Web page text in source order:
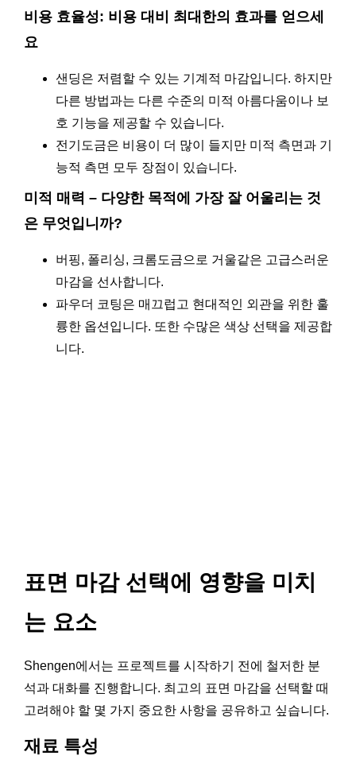
비용 효율성: 비용 대비 최대한의 효과를 얻으세
요
샌딩은 저렴할 수 있는 기계적 마감입니다. 하지만
다른 방법과는 다른 수준의 미적 아름다움이나 보
호 기능을 제공할 수 있습니다.
전기도금은 비용이 더 많이 들지만 미적 측면과 기
능적 측면 모두 장점이 있습니다.
미적 매력 – 다양한 목적에 가장 잘 어울리는 것
은 무엇입니까?
버핑, 폴리싱, 크롬도금으로 거울같은 고급스러운
마감을 선사합니다.
파우더 코팅은 매끄럽고 현대적인 외관을 위한 훌
륭한 옵션입니다. 또한 수많은 색상 선택을 제공합
니다.
표면 마감 선택에 영향을 미치
는 요소
Shengen에서는 프로젝트를 시작하기 전에 철저한 분
석과 대화를 진행합니다. 최고의 표면 마감을 선택할 때
고려해야 할 몇 가지 중요한 사항을 공유하고 싶습니다.
재료 특성